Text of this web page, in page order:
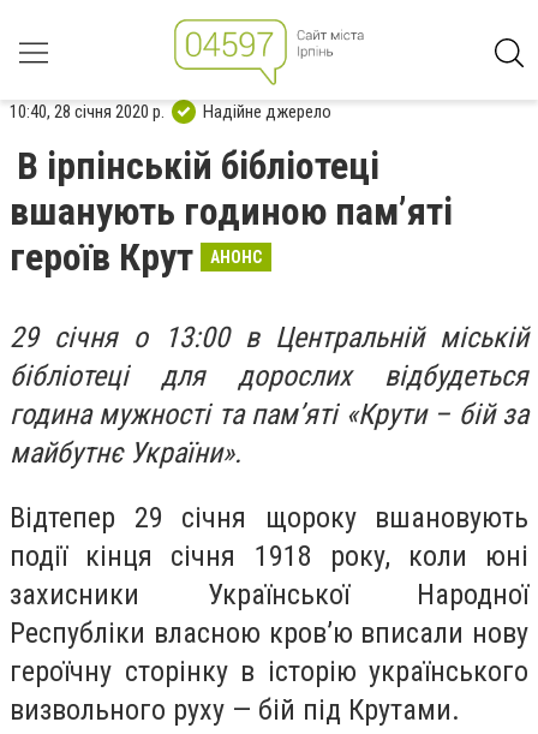
10:40, 28 січня 2020 р. Надійне джерело
В ірпінській бібліотеці
вшанують годиною пам’яті
героїв Крут
АНОНС
29 січня о 13:00 в Центральній міській
бібліотеці для дорослих відбудеться
година мужності та пам’яті «Крути – бій за
майбутнє України».
Відтепер 29 січня щороку вшановують
події кінця січня 1918 року, коли юні
захисники Української Народної
Республіки власною кров’ю вписали нову
героїчну сторінку в історію українського
визвольного руху — бій під Крутами.